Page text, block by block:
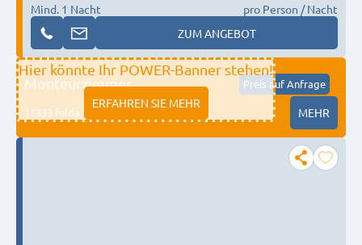
Mind. 1 Nacht
pro Person / Nacht
ZUM ANGEBOT
Hier könnte Ihr POWER-Banner stehen!
ERFAHREN SIE MEHR
Monteurzimmer Preis auf Anfrage
11333 fulda MEHR